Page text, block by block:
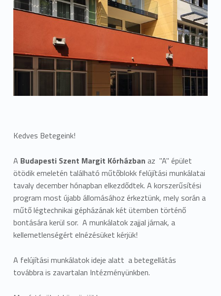
Kedves Betegeink!
A Budapesti Szent Margit Kórházban az "A" épület
ötödik emeletén található műtőblokk felújítási munkálatai
tavaly december hónapban elkezdődtek. A korszerűsítési
program most újabb állomásához érkeztünk, mely során a
műtő légtechnikai gépházának két ütemben történő
bontására kerül sor. A munkálatok zajjal járnak, a
kellemetlenségért elnézésüket kérjük!
A felújítási munkálatok ideje alatt a betegellátás
továbbra is zavartalan Intézményünkben.